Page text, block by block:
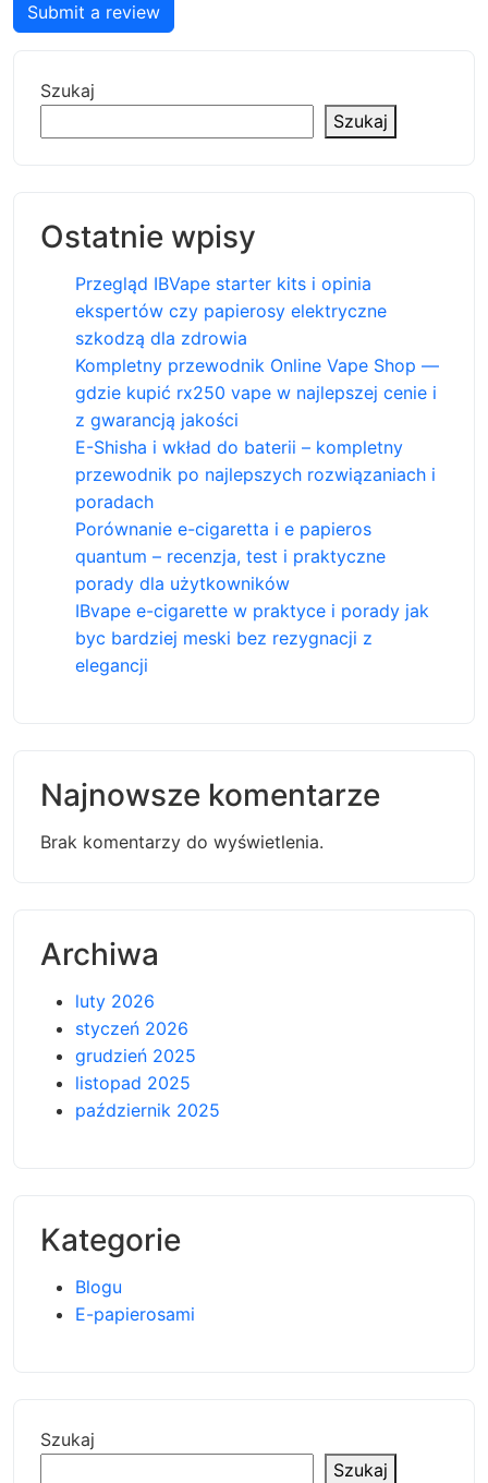
Submit a review
Szukaj
Szukaj
Ostatnie wpisy
Przegląd IBVape starter kits i opinia
ekspertów czy papierosy elektryczne
szkodzą dla zdrowia
Kompletny przewodnik Online Vape Shop —
gdzie kupić rx250 vape w najlepszej cenie i
z gwarancją jakości
E-Shisha i wkład do baterii – kompletny
przewodnik po najlepszych rozwiązaniach i
poradach
Porównanie e-cigaretta i e papieros
quantum – recenzja, test i praktyczne
porady dla użytkowników
IBvape e-cigarette w praktyce i porady jak
byc bardziej meski bez rezygnacji z
elegancji
Najnowsze komentarze
Brak komentarzy do wyświetlenia.
Archiwa
luty 2026
styczeń 2026
grudzień 2025
listopad 2025
październik 2025
Kategorie
Blogu
E-papierosami
Szukaj
Szukaj